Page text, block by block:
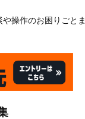
操作のお困りごと